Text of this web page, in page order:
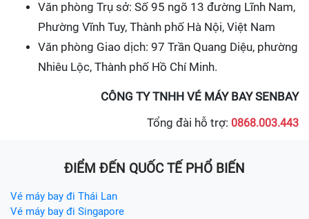
Văn phòng Trụ sở: Số 95 ngõ 13 đường Lĩnh Nam,
Phường Vĩnh Tuy, Thành phố Hà Nội, Việt Nam
Văn phòng Giao dịch: 97 Trần Quang Diệu, phường
Nhiêu Lộc, Thành phố Hồ Chí Minh.
CÔNG TY TNHH VÉ MÁY BAY SENBAY
Tổng đài hỗ trợ: 0868.003.443
ĐIỂM ĐẾN QUỐC TẾ PHỔ BIẾN
Vé máy bay đi Thái Lan
Vé máy bay đi Singapore